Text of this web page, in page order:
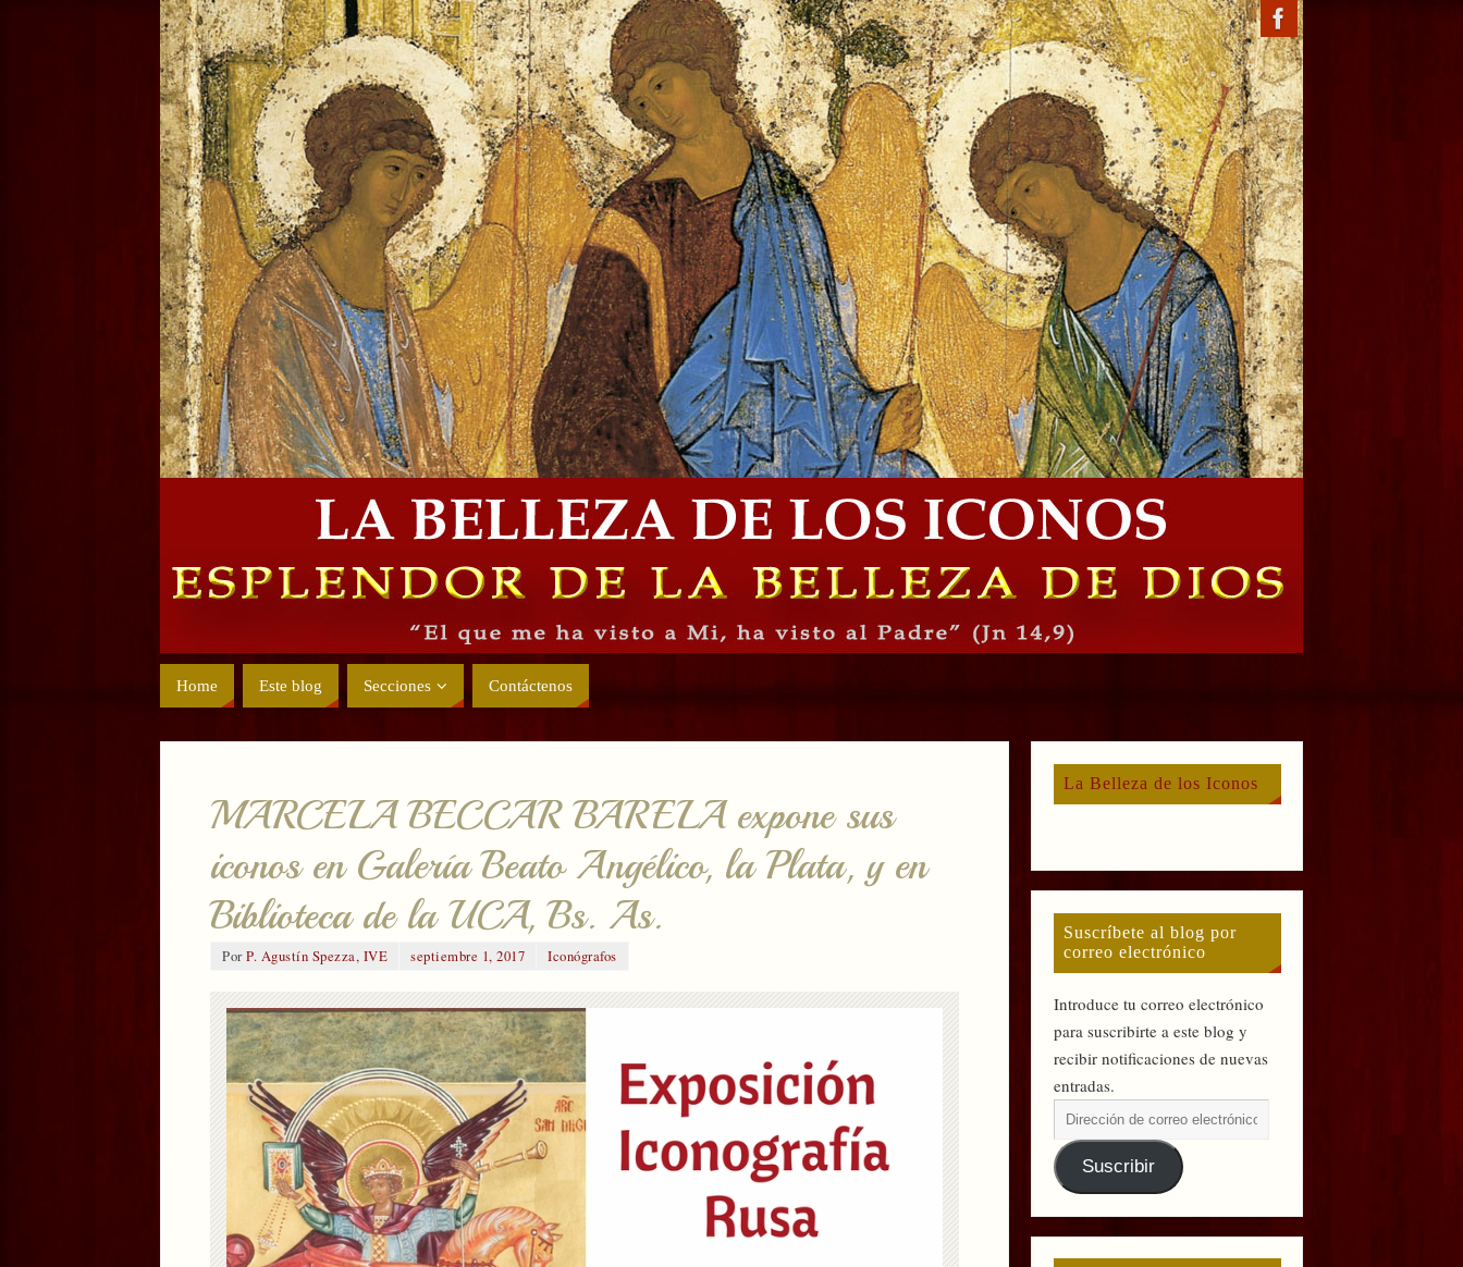
Home Este blog Secciones Contáctenos
MARCELA BECCAR BARELA expone sus
iconos en Galería Beato Angélico, la Plata, y en
Biblioteca de la UCA, Bs. As.
PorP. Agustín Spezza, IVE septiembre 1, 2017 Iconógrafos
La Belleza de los Iconos
Suscríbete al blog por
correo electrónico
Introduce tu correo electrónico
para suscribirte a este blog y
recibir notificaciones de nuevas
entradas.
Suscribir